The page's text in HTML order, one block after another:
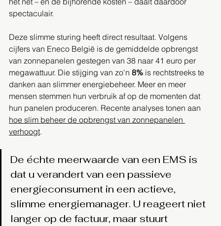
spectaculair.
Deze slimme sturing heeft direct resultaat. Volgens
cijfers van Eneco België is de gemiddelde opbrengst
van zonnepanelen gestegen van 38 naar 41 euro per
megawattuur. Die stijging van zo'n 8% is rechtstreeks te
danken aan slimmer energiebeheer. Meer en meer
mensen stemmen hun verbruik af op de momenten dat
hun panelen produceren. Recente analyses tonen aan
hoe slim beheer de opbrengst van zonnepanelen
verhoogt.
De échte meerwaarde van een EMS is
dat u verandert van een passieve
energieconsument in een actieve,
slimme energiemanager. U reageert niet
langer op de factuur, maar stuurt